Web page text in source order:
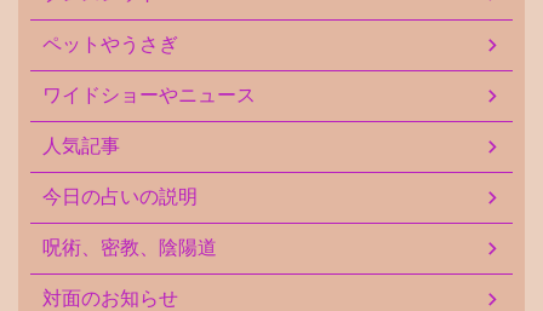
ペットやうさぎ
ワイドショーやニュース
人気記事
今日の占いの説明
呪術、密教、陰陽道
対面のお知らせ